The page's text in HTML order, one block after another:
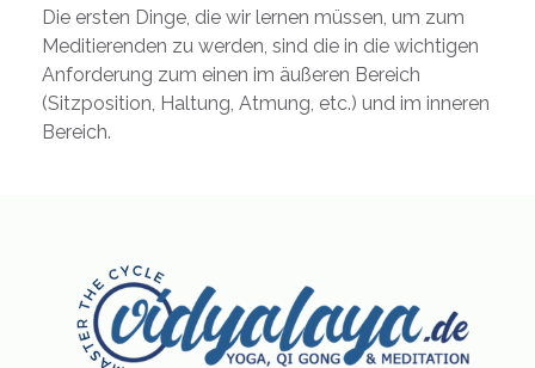
Die ersten Dinge, die wir lernen müssen, um zum
Meditierenden zu werden, sind die in die wichtigen
Anforderung zum einen im äußeren Bereich
(Sitzposition, Haltung, Atmung, etc.) und im inneren
Bereich.